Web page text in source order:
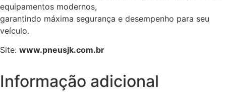
equipamentos modernos,
garantindo máxima segurança e desempenho para seu
veículo.
Site: www.pneusjk.com.br
Informação adicional